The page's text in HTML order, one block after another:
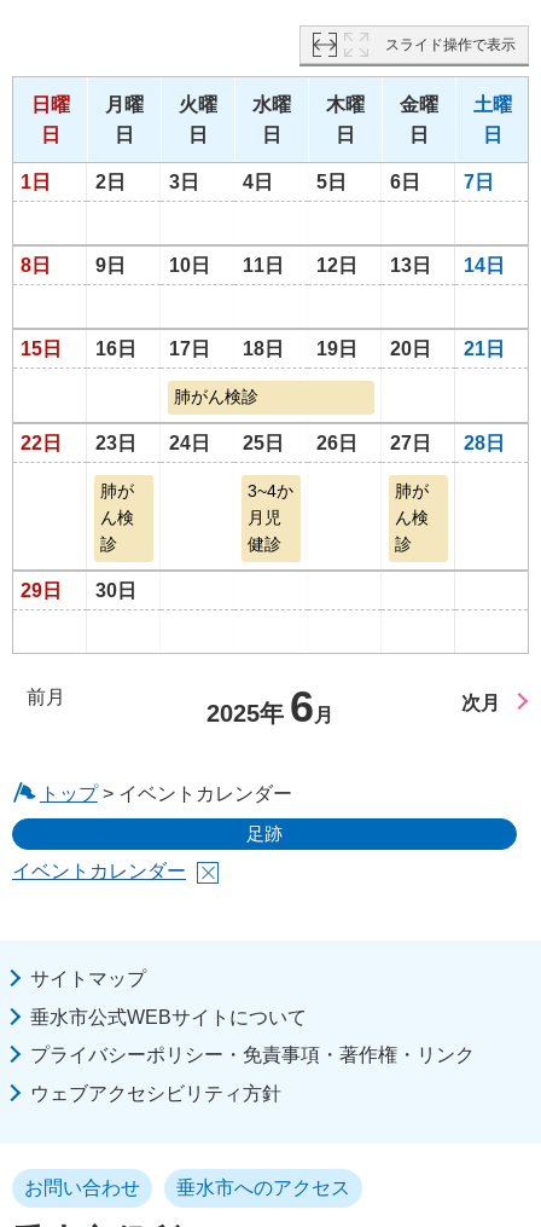
スライド操作で表示
日曜
日
月曜
日
火曜
日
水曜
日
木曜
日
金曜
日
土曜
日
1日 2日 3日 4日 5日 6日 7日
8日 9日 10日 11日 12日 13日 14日
15日 16日 17日 18日 19日 20日 21日
肺がん検診
22日 23日 24日 25日 26日 27日 28日
肺が
ん検
診
3~4か
月児
健診
肺が
ん検
診
29日 30日
前月
2025年 6 月
次月
トップ> イベントカレンダー
足跡
イベントカレンダー
サイトマップ
垂水市公式WEBサイトについて
プライバシーポリシー・免責事項・著作権・リンク
ウェブアクセシビリティ方針
お問い合わせ 垂水市へのアクセス